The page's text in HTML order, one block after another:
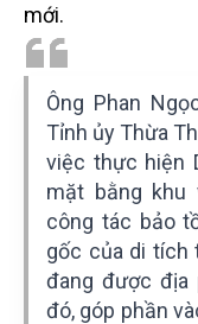
mới.
Ông Phan
Tỉnh ủy Thừa
việc thực hiện
mặt bằng khu
công tác bảo
gốc của di tích
đang được địa
đó, góp phần